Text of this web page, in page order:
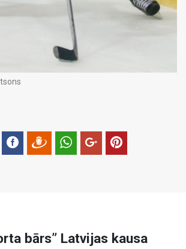
bārs” Latvijas kausa